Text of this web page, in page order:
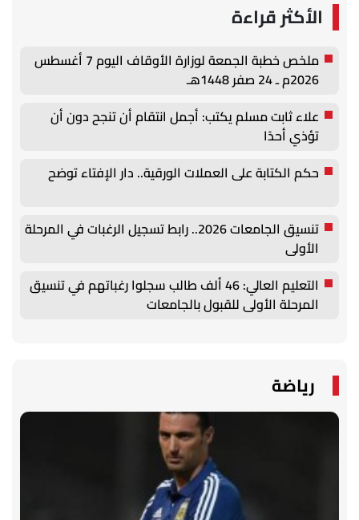
الأكثر قراءة
ملخص خطبة الجمعة لوزارة الأوقاف اليوم 7 أغسطس
2026م ـ 24 صفر 1448هـ
علاء ثابت مسلم يكتب: أجمل انتقام أن تنجح دون أن
تؤذي أحدًا
حكم الكتابة على العملات الورقية.. دار الإفتاء توضح
تنسيق الجامعات 2026.. رابط تسجيل الرغبات في المرحلة
الأولى
التعليم العالي: 46 ألف طالب سجلوا رغباتهم في تنسيق
المرحلة الأولى للقبول بالجامعات
رياضة